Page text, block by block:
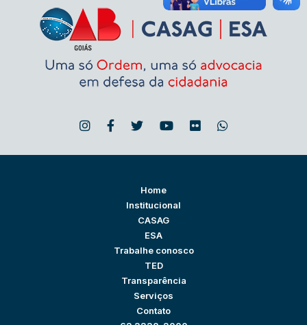
Home
Institucional
CASAG
ESA
Trabalhe conosco
TED
Transparência
Serviços
Contato